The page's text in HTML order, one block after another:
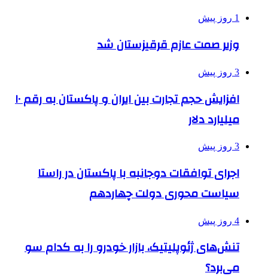
1 روز پیش
وزیر صمت عازم قرقیزستان شد
3 روز پیش
افزایش حجم تجارت بین ایران و پاکستان به رقم ۱۰
میلیارد دلار
3 روز پیش
اجرای توافقات دوجانبه با پاکستان در راستا
سیاست محوری دولت چهاردهم
4 روز پیش
تنش‌های ژئوپلیتیک، بازار خودرو را به کدام سو
می‌برد؟